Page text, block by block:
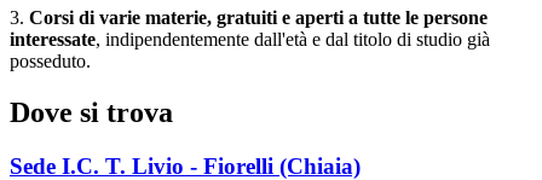
3. Corsi di varie materie, gratuiti e aperti a tutte le persone
interessate, indipendentemente dall'età e dal titolo di studio già
posseduto.
Dove si trova
Sede I.C. T. Livio - Fiorelli (Chiaia)